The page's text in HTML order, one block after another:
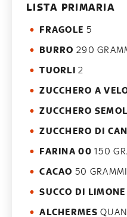
LISTA PRIMARIA
FRAGOLE 5
BURRO 290
TUORLI 2
ZUCCHERO A
ZUCCHERO
ZUCCHERO DI
FARINA 00 150
CACAO 50 GRAMMI
SUCCO DI LIMONE
ALCHERMES